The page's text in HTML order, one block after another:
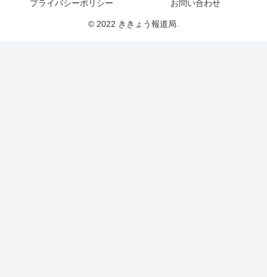
プライバシーポリシー お問い合わせ
© 2022 ききょう報道局.